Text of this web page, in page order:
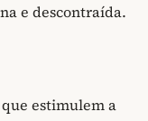
e descontraída.
estimulem a